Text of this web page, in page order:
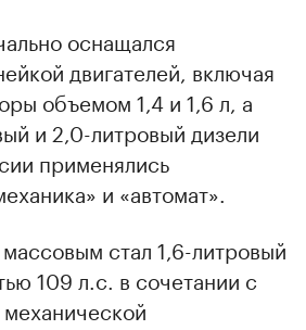
оснащался
двигателей, включая
объемом 1,4 и 1,6 л, а
и 2,0-литровый дизели
применялись
и «автомат».
стал 1,6-литровый
109 л.с. в сочетании с